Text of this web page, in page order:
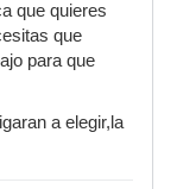
que quieres
que
para que
a elegir,la